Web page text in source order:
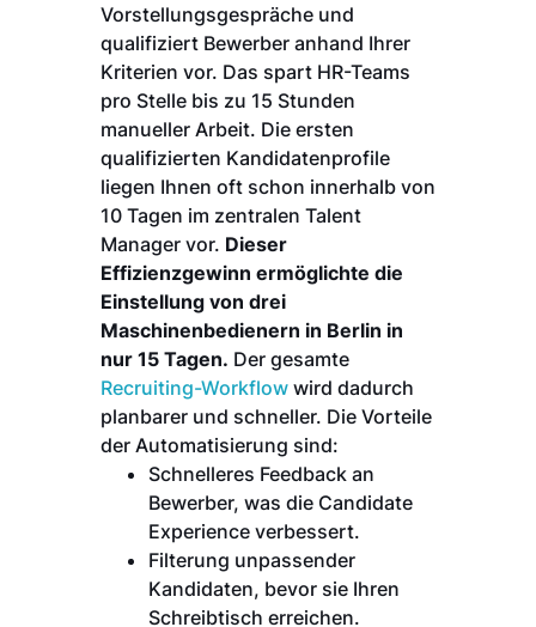
Vorstellungsgespräche und
qualifiziert Bewerber anhand Ihrer
Kriterien vor. Das spart HR-Teams
pro Stelle bis zu 15 Stunden
manueller Arbeit. Die ersten
qualifizierten Kandidatenprofile
liegen Ihnen oft schon innerhalb von
10 Tagen im zentralen Talent
Manager vor. Dieser
Effizienzgewinn ermöglichte die
Einstellung von drei
Maschinenbedienern in Berlin in
nur 15 Tagen. Der gesamte
Recruiting-Workflow wird dadurch
planbarer und schneller. Die Vorteile
der Automatisierung sind:
Schnelleres Feedback an
Bewerber, was die Candidate
Experience verbessert.
Filterung unpassender
Kandidaten, bevor sie Ihren
Schreibtisch erreichen.